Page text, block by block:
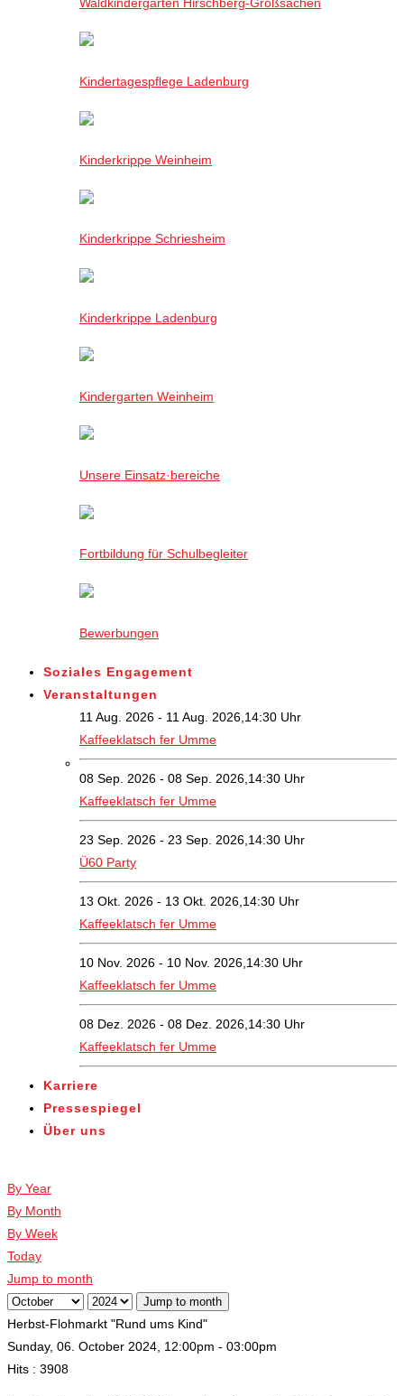
Kindertagespflege Ladenburg
Kinderkrippe Weinheim
Kinderkrippe Schriesheim
Kinderkrippe Ladenburg
Kindergarten Weinheim
Unsere Einsatz·bereiche
Fortbildung für Schulbegleiter
Bewerbungen
Soziales Engagement
Veranstaltungen
11 Aug. 2026 - 11 Aug. 2026,14:30 Uhr
Kaffeeklatsch fer Umme
08 Sep. 2026 - 08 Sep. 2026,14:30 Uhr
Kaffeeklatsch fer Umme
23 Sep. 2026 - 23 Sep. 2026,14:30 Uhr
Ü60 Party
13 Okt. 2026 - 13 Okt. 2026,14:30 Uhr
Kaffeeklatsch fer Umme
10 Nov. 2026 - 10 Nov. 2026,14:30 Uhr
Kaffeeklatsch fer Umme
08 Dez. 2026 - 08 Dez. 2026,14:30 Uhr
Kaffeeklatsch fer Umme
Karriere
Pressespiegel
Über uns
By Year
By Month
By Week
Today
Jump to month
Jump to month
Herbst-Flohmarkt "Rund ums Kind"
Sunday, 06. October 2024, 12:00pm - 03:00pm
Hits : 3908